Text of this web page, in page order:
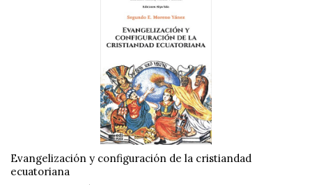
Evangelización y configuración de la cristiandad
ecuatoriana